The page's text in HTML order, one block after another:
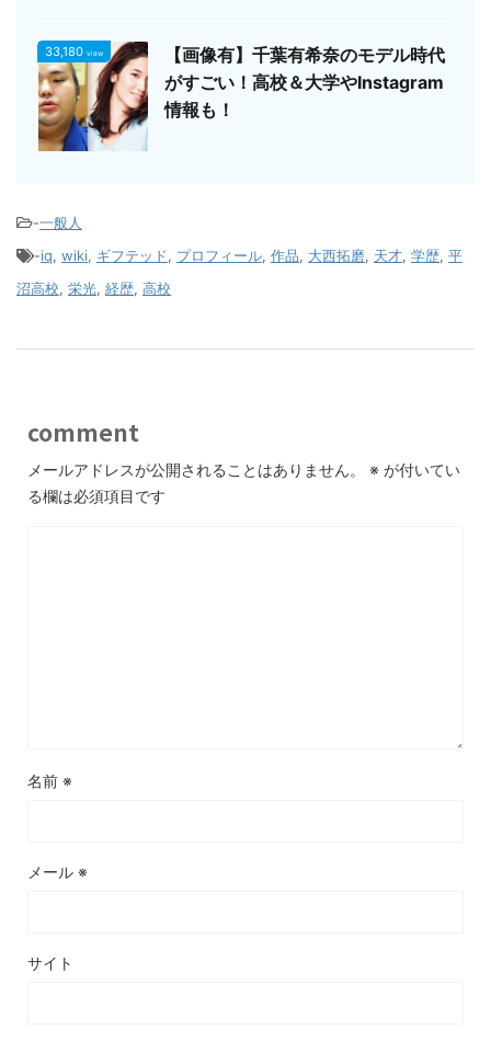
33,180 view
【画像有】千葉有希奈のモデル時代
がすごい！高校＆大学やInstagram
情報も！
-一般人
-iq, wiki, ギフテッド, プロフィール, 作品, 大西拓磨, 天才, 学歴, 平
沼高校, 栄光, 経歴, 高校
comment
メールアドレスが公開されることはありません。 ※ が付いてい
る欄は必須項目です
名前 ※
メール ※
サイト